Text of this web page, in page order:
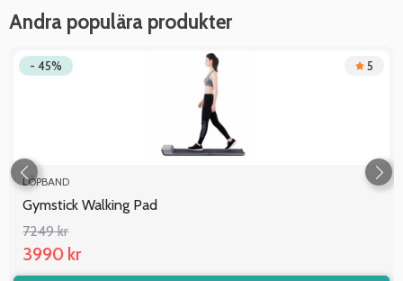
Andra populära produkter
- 45% 5
LÖPBAND
Gymstick Walking Pad
7249 kr
3990 kr